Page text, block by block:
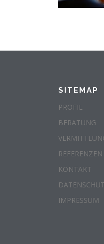
SITEMAP
PROFIL
BERATUNG
REFERENZEN
KONTAKT
IMPRESSUM